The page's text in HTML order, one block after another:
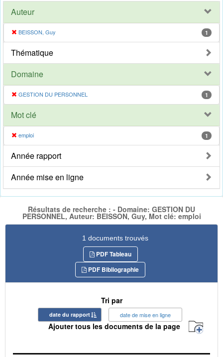
Auteur
BEISSON, Guy 1
Thématique
Domaine
GESTION DU PERSONNEL 1
Mot clé
emploi 1
Année rapport
Année mise en ligne
Résultats de recherche : - Domaine: GESTION DU
PERSONNEL, Auteur: BEISSON, Guy, Mot clé: emploi
1 documents trouvés
PDF Tableau
PDF Bibliographie
Tri par
date du rapport date de mise en ligne
Ajouter tous les documents de la page